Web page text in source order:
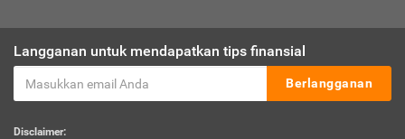
Langganan untuk mendapatkan tips finansial
Berlangganan
Disclaimer: